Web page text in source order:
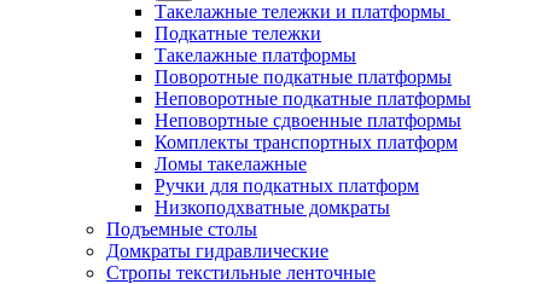
Такелажные тележки и платформы
Подкатные тележки
Такелажные платформы
Поворотные подкатные платформы
Неповоротные подкатные платформы
Неповортные сдвоенные платформы
Комплекты транспортных платформ
Ломы такелажные
Ручки для подкатных платформ
Низкоподхватные домкраты
Подъемные столы
Домкраты гидравлические
Стропы текстильные ленточные